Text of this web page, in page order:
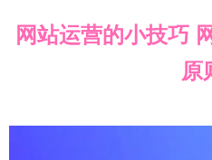
网站运营的小技巧
原